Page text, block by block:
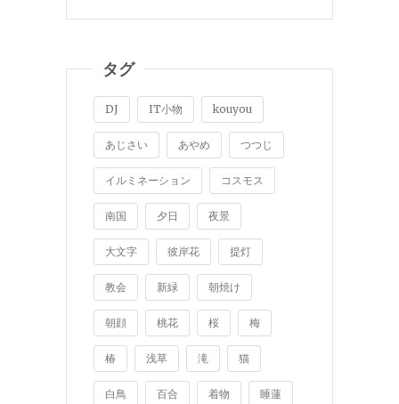
タグ
DJ IT小物 kouyou
あじさい あやめ つつじ
イルミネーション コスモス
南国 夕日 夜景
大文字 彼岸花 提灯
教会 新緑 朝焼け
朝顔 桃花 桜 梅
椿 浅草 滝 猫
白鳥 百合 着物 睡蓮